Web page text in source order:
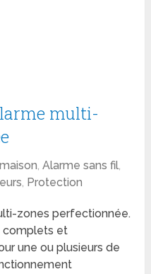
multi-
,Alarme sans fil,
, Protection
zones perfectionnée.
complets et
une ou plusieurs de